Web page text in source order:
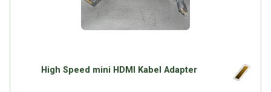
High Speed mini HDMI Kabel Adapter